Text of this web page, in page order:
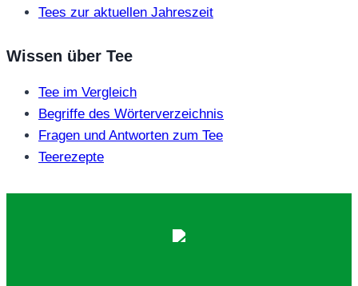
Tees zur aktuellen Jahreszeit
Wissen über Tee
Tee im Vergleich
Begriffe des Wörterverzeichnis
Fragen und Antworten zum Tee
Teerezepte